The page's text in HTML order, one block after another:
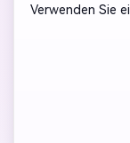
Verwenden Sie
Kontur, einen
Eyeliner, lange
glänzende
auf den
Filmporträtstil,